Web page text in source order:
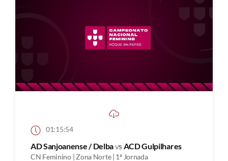
01:15:54
AD Sanjoanense / Delbavs ACD Gulpilhares
CN Feminino | Zona Norte | 1ª Jornada